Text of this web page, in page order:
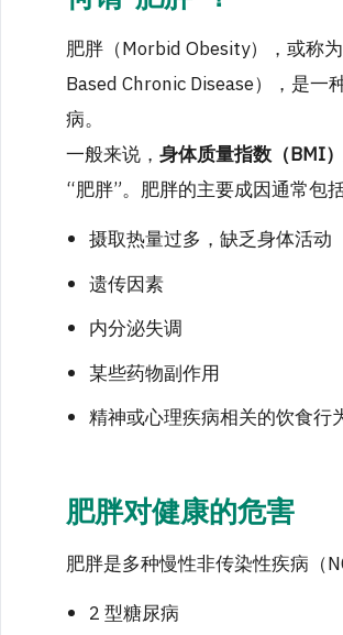
肥胖（Morbid Obesity），或称
Based Chronic Disease），是
病。
一般来说，身体质量指数（BMI
“肥胖”。肥胖的主要成因通常包
摄取热量过多，缺乏身体活动
遗传因素
内分泌失调
某些药物副作用
精神或心理疾病相关的饮食行
肥胖对健康的危害
肥胖是多种慢性非传染性疾病（
2 型糖尿病